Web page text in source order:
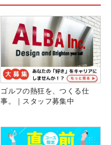
ゴルフの熱狂を、つくる仕
事。｜スタッフ募集中